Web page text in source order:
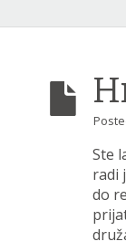
Ste
radi
do